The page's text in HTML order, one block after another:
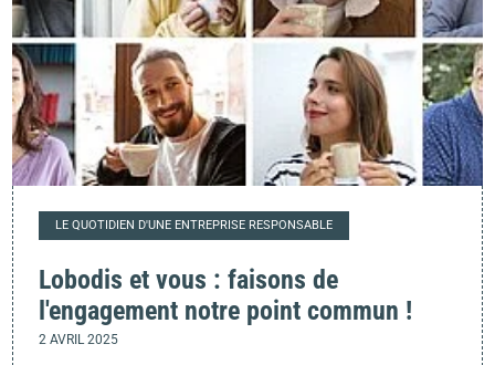
LE QUOTIDIEN D'UNE ENTREPRISE RESPONSABLE
Lobodis et vous : faisons de
l'engagement notre point commun !
2 AVRIL 2025